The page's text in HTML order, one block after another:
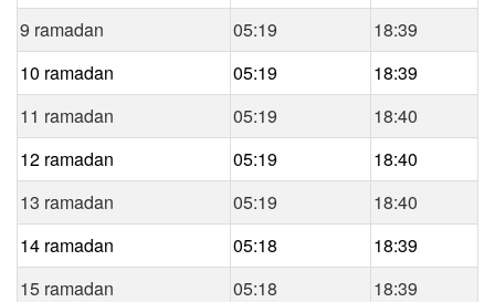
9 ramadan
05:19
18:39
10 ramadan
05:19
18:39
11 ramadan
05:19
18:40
12 ramadan
05:19
18:40
13 ramadan
05:19
18:40
14 ramadan
05:18
18:39
15 ramadan
05:18
18:39